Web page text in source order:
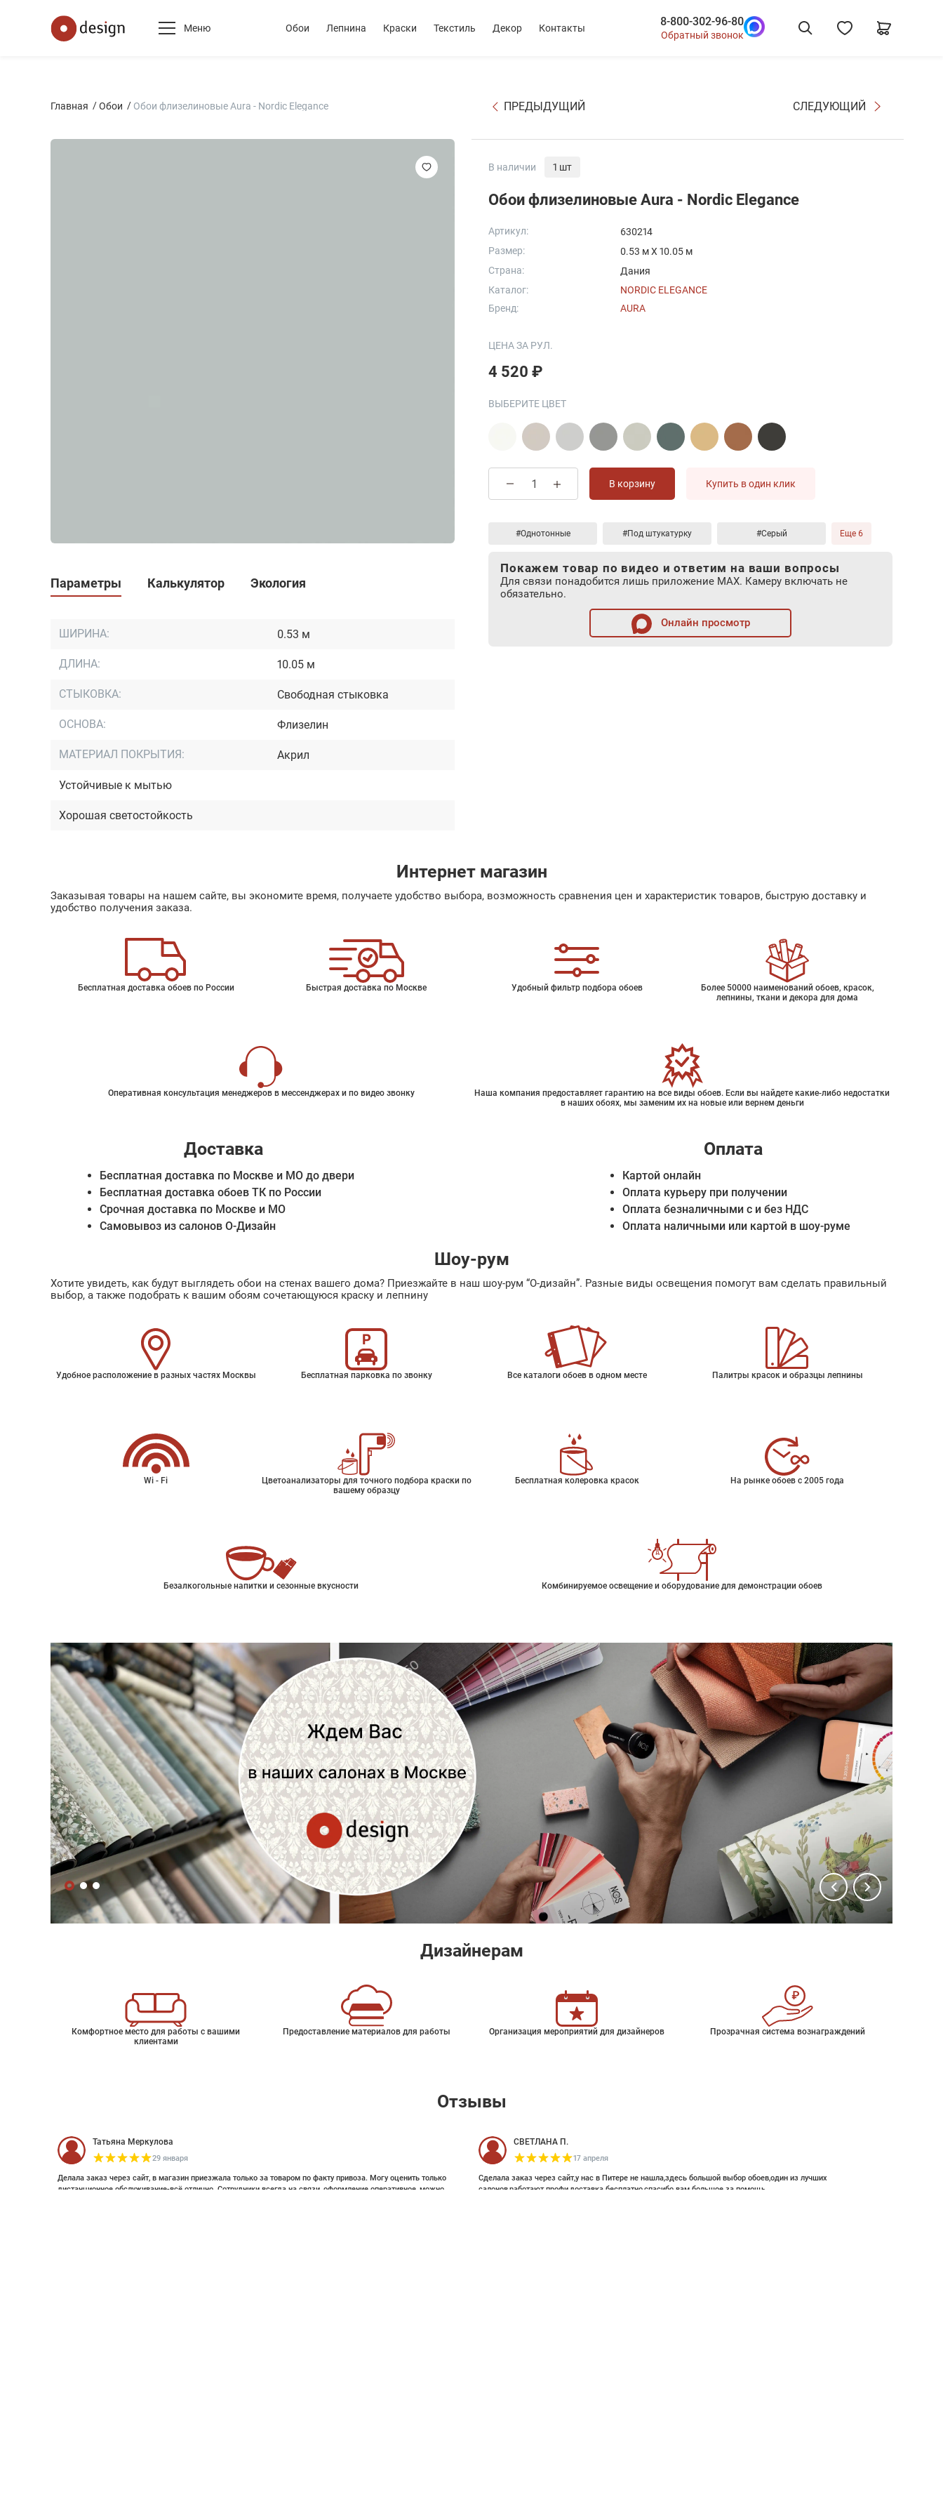
Меню Обои Лепнина Краски Текстиль Декор Контакты 8-800-302-96-80
Обратный звонок
Главная Обои Обои флизелиновые Aura - Nordic Elegance ПРЕДЫДУЩИЙ СЛЕДУЮЩИЙ
Параметры Калькулятор Экология
ШИРИНА: 0.53 м
ДЛИНА: 10.05 м
СТЫКОВКА: Свободная стыковка
ОСНОВА: Флизелин
МАТЕРИАЛ ПОКРЫТИЯ: Акрил
Устойчивые к мытью
Хорошая светостойкость
В наличии 1 шт
Обои флизелиновые Aura - Nordic Elegance
Артикул:
630214
Размер:
0.53 м X 10.05 м
Страна:
Дания
Каталог:
NORDIC ELEGANCE
Бренд:
AURA
ЦЕНА ЗА РУЛ.
4 520 ₽
ВЫБЕРИТЕ ЦВЕТ
В корзину Купить в один клик
#Однотонные #Под штукатурку #Серый Еще 6
Покажем товар по видео и ответим на ваши вопросы
Для связи понадобится лишь приложение MAX. Камеру включать не
обязательно.
Онлайн просмотр
Интернет магазин
Заказывая товары на нашем сайте, вы экономите время, получаете удобство выбора, возможность сравнения цен и характеристик товаров, быструю доставку и
удобство получения заказа.
Бесплатная доставка обоев по России Быстрая доставка по Москве Удобный фильтр подбора обоев
Более 50000 наименований обоев, красок,
лепнины, ткани и декора для дома
Оперативная консультация менеджеров в мессенджерах и по видео звонку
Наша компания предоставляет гарантию на все виды обоев. Если вы найдете какие-либо недостатки
в наших обоях, мы заменим их на новые или вернем деньги
Доставка
Бесплатная доставка по Москве и МО до двери
Бесплатная доставка обоев ТК по России
Срочная доставка по Москве и МО
Самовывоз из салонов О-Дизайн
Оплата
Картой онлайн
Оплата курьеру при получении
Оплата безналичными с и без НДС
Оплата наличными или картой в шоу-руме
Шоу-рум
Хотите увидеть, как будут выглядеть обои на стенах вашего дома? Приезжайте в наш шоу-рум “О-дизайн”. Разные виды освещения помогут вам сделать правильный
выбор, а также подобрать к вашим обоям сочетающуюся краску и лепнину
Удобное расположение в разных частях Москвы Бесплатная парковка по звонку Все каталоги обоев в одном месте Палитры красок и образцы лепнины
Wi - Fi
Цветоанализаторы для точного подбора краски по
вашему образцу
Бесплатная колеровка красок На рынке обоев с 2005 года
Безалкогольные напитки и сезонные вкусности Комбинируемое освещение и оборудование для демонстрации обоев
Дизайнерам
Комфортное место для работы с вашими
клиентами
Предоставление материалов для работы Организация мероприятий для дизайнеров Прозрачная система вознаграждений
Отзывы
Татьяна Меркулова
29 января
Делала заказ через сайт, в магазин приезжала только за товаром по факту привоза. Могу оценить только
дистанционное обслуживание-всё отлично. Сотрудники всегда на связи, оформление оперативное, можно
СВЕТЛАНА П.
17 апреля
Сделала заказ через сайт,у нас в Питере не нашла,здесь большой выбор обоев,один из лучших
салонов,работают профи,доставка бесплатно,спасибо вам большое за помощь.